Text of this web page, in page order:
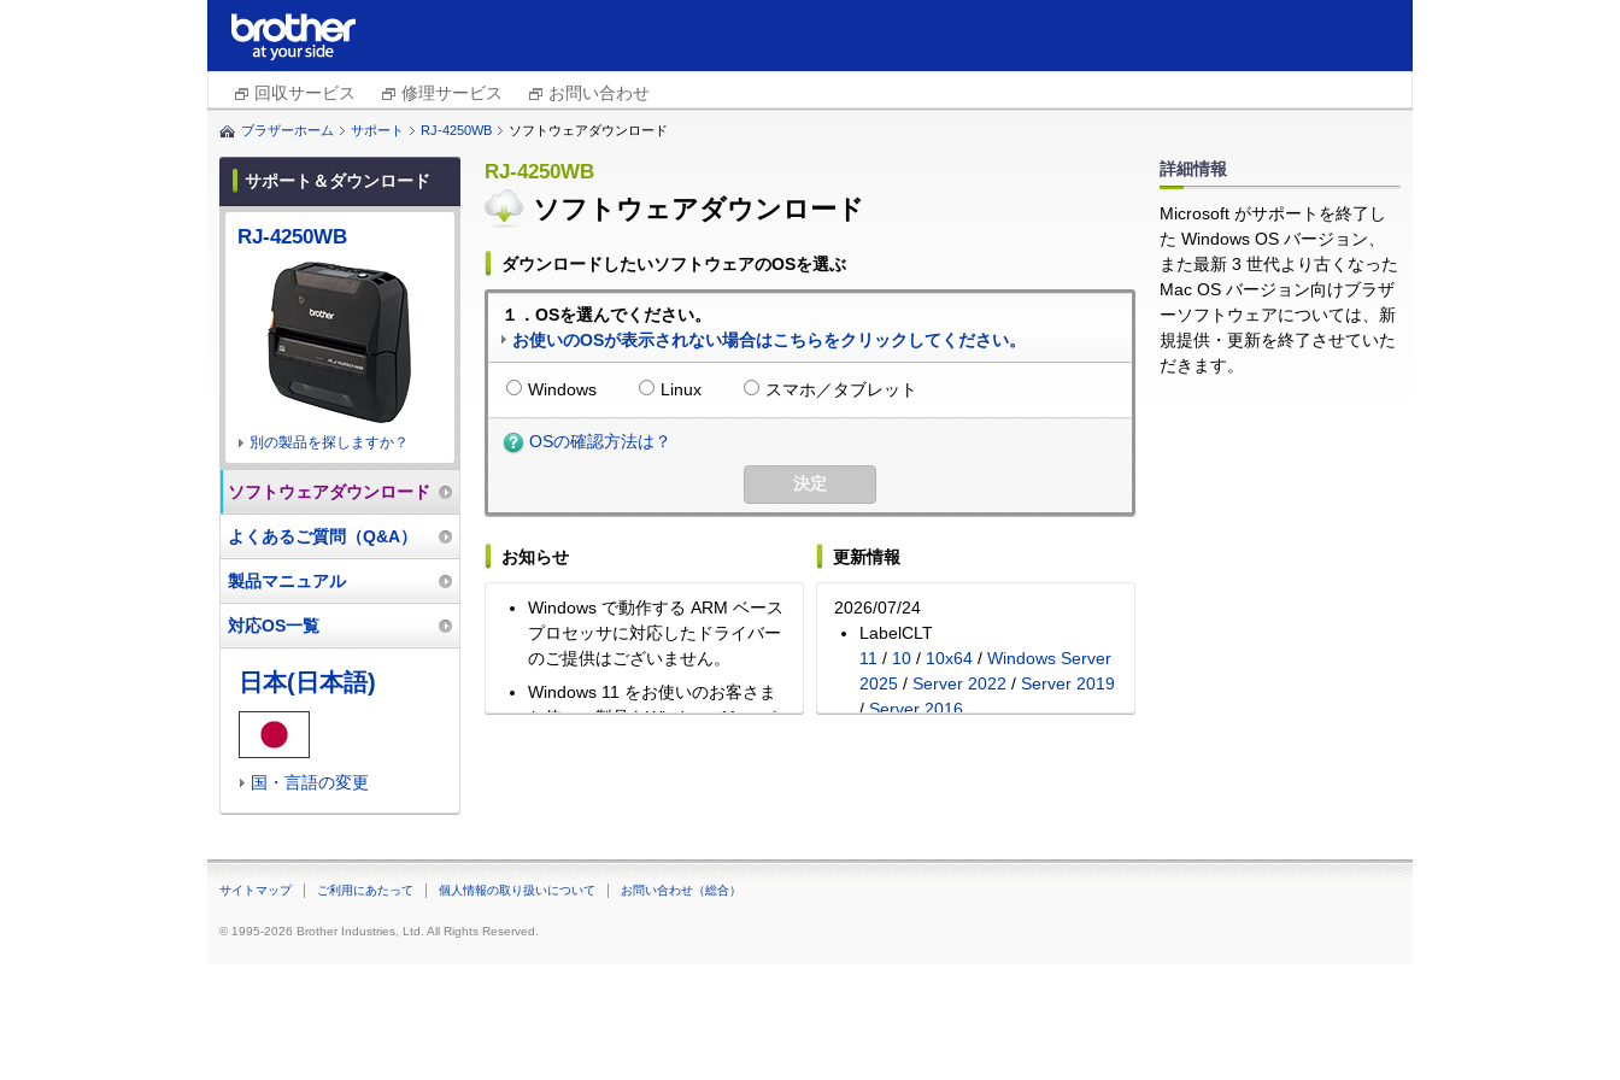
回収サービス 修理サービス お問い合わせ
ブラザーホーム サポート RJ-4250WB ソフトウェアダウンロード
RJ-4250WB
ソフトウェアダウンロード
ダウンロードしたいソフトウェアのOSを選ぶ
１．OSを選んでください。
お使いのOSが表示されない場合はこちらをクリックしてください。
Windows Linux スマホ／タブレット
OSの確認方法は？
決定
お知らせ
Windows で動作する ARM ベース
プロセッサに対応したドライバー
のご提供はございません。
Windows 11 をお使いのお客さま
お使いの製品をWindows 11 のパ
くはこちらをご覧ください。
BRAdmin Professional 3 をお使
いのお客様：ソフトウェアダウン
更新情報
2026/07/24
LabelCLT
11 / 10 / 10x64 / Windows Server
2025 / Server 2022 / Server 2019
/Server 2016
サポート＆ダウンロード
RJ-4250WB
別の製品を探しますか？
ソフトウェアダウンロード
よくあるご質問（Q&A）
製品マニュアル
対応OS一覧
日本(日本語)
国・言語の変更
詳細情報
Microsoft がサポートを終了し
た Windows OS バージョン、
また最新 3 世代より古くなった
Mac OS バージョン向けブラザ
ーソフトウェアについては、新
規提供・更新を終了させていた
だきます。
サイトマップ ご利用にあたって 個人情報の取り扱いについて お問い合わせ（総合）
© 1995-2026 Brother Industries, Ltd. All Rights Reserved.